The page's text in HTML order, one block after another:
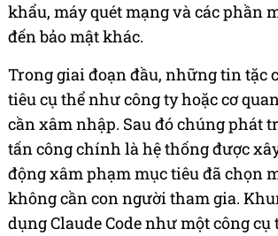
khẩu, máy quét mạng và các phần
đến bảo mật khác.
Trong giai đoạn đầu, những tin tặc
tiêu cụ thể như công ty hoặc cơ
cần xâm nhập. Sau đó chúng phát
tấn công chính là hệ thống được
động xâm phạm mục tiêu đã chọn
không cần con người tham gia.
dụng Claude Code như một công cụ